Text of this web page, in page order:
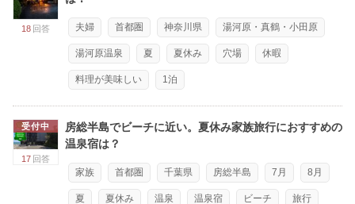
18 回答 夫婦 首都圏 神奈川県 湯河原・真鶴・小田原
湯河原温泉 夏 夏休み 穴場 休暇
料理が美味しい 1泊
受付中
17 回答
房総半島でビーチに近い。夏休み家族旅行におすすめの
温泉宿は？
家族 首都圏 千葉県 房総半島 7月 8月
夏 夏休み 温泉 温泉宿 ビーチ 旅行